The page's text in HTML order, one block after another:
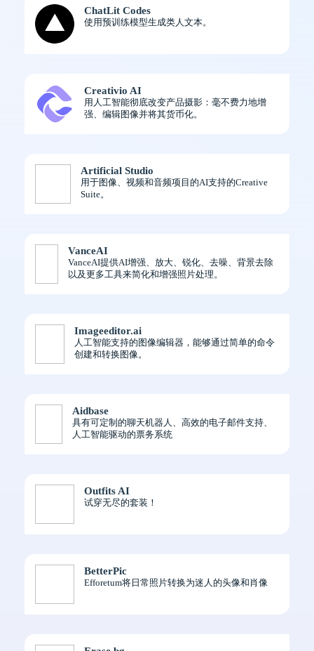
ChatLit Codes
使用预训练模型生成类人文本。
Creativio AI
用人工智能彻底改变产品摄影：毫不费力地增
强、编辑图像并将其货币化。
Artificial Studio
用于图像、视频和音频项目的AI支持的Creative
Suite。
VanceAI
VanceAI提供AI增强、放大、锐化、去噪、背景去除
以及更多工具来简化和增强照片处理。
Imageeditor.ai
人工智能支持的图像编辑器，能够通过简单的命令
创建和转换图像。
Aidbase
具有可定制的聊天机器人、高效的电子邮件支持、
人工智能驱动的票务系统
Outfits AI
试穿无尽的套装！
BetterPic
Efforetum将日常照片转换为迷人的头像和肖像